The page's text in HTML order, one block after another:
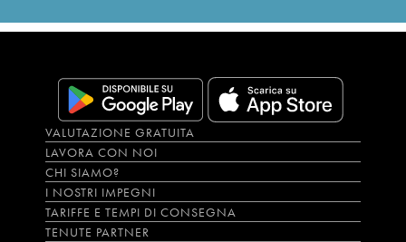
VALUTAZIONE GRATUITA
LAVORA CON NOI
CHI SIAMO?
I NOSTRI IMPEGNI
TARIFFE E TEMPI DI CONSEGNA
TENUTE PARTNER